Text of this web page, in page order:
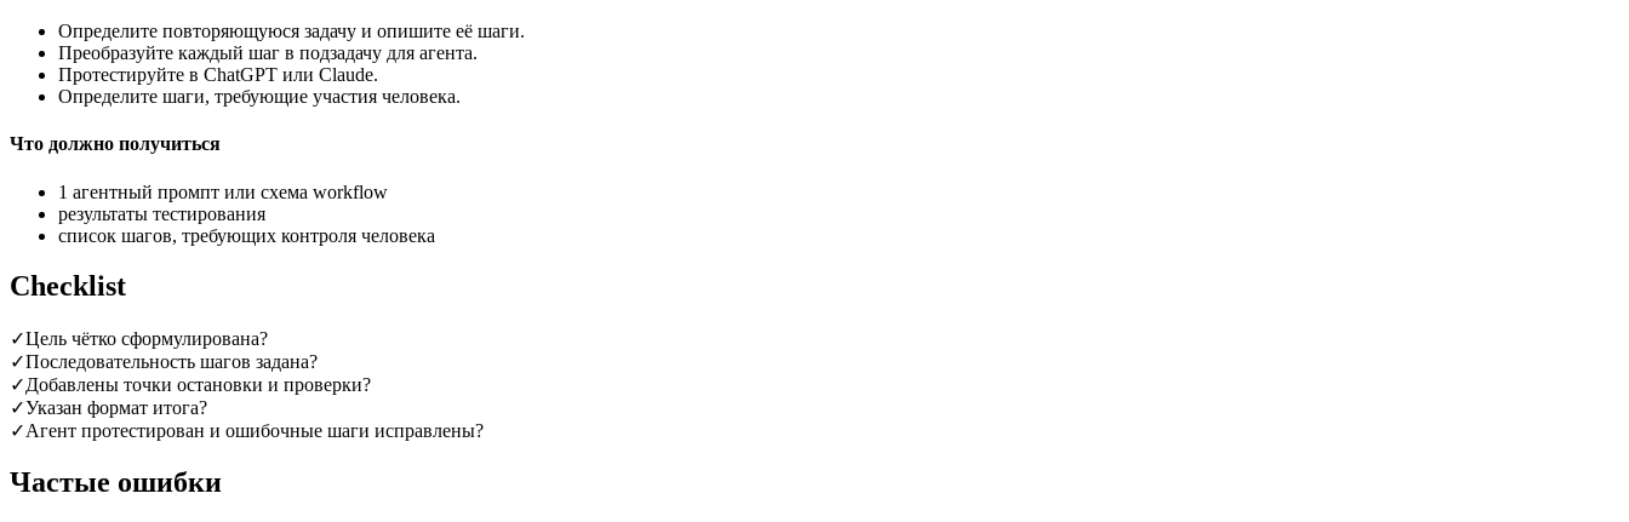
Определите повторяющуюся задачу и опишите её шаги.
Преобразуйте каждый шаг в подзадачу для агента.
Протестируйте в ChatGPT или Claude.
Определите шаги, требующие участия человека.
Что должно получиться
1 агентный промпт или схема workflow
результаты тестирования
список шагов, требующих контроля человека
Checklist
✓Цель чётко сформулирована?
✓Последовательность шагов задана?
✓Добавлены точки остановки и проверки?
✓Указан формат итога?
✓Агент протестирован и ошибочные шаги исправлены?
Частые ошибки